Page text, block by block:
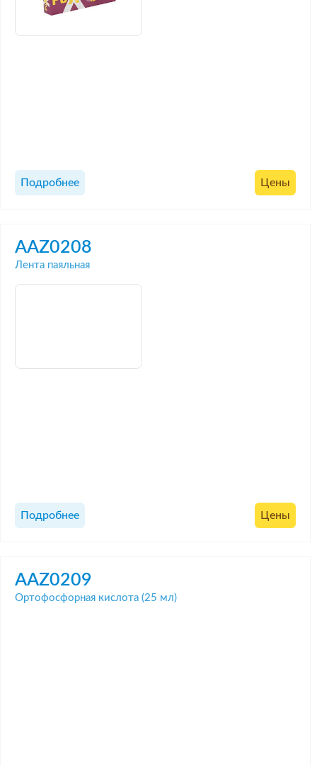
Подробнее Цены
AAZ0208
Лента паяльная
Подробнее Цены
AAZ0209
Ортофосфорная кислота (25 мл)